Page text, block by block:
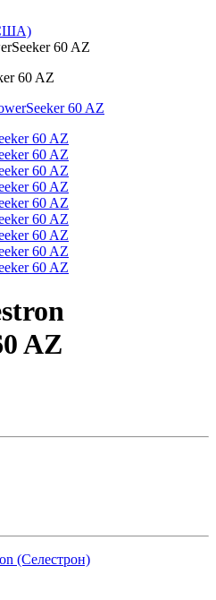
США)
60 AZ
60 AZ
AZ
(Селестрон)